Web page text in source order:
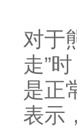
对于
走”
是正
表示